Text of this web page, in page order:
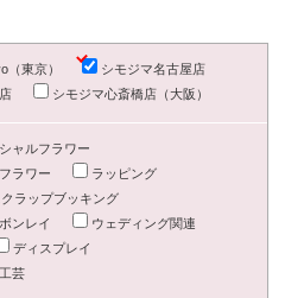
（東京）
シモジマ名古屋店
シモジマ心斎橋店（大阪）
ャルフラワー
ラワー
ラッピング
クラップブッキング
ンレイ
ウェディング関連
ディスプレイ
芸